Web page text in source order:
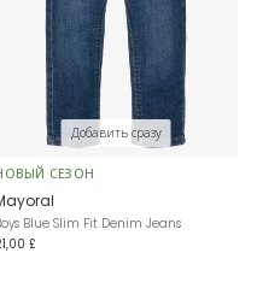
Добавить сразу
СЕЗОН
Blue Slim Fit Denim Jeans
£